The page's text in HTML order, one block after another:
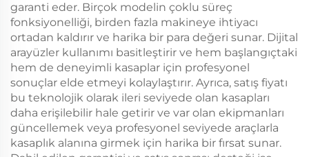
garanti eder. Birçok modelin çoklu süreç
fonksiyonelliği, birden fazla makineye ihtiyacı
ortadan kaldırır ve harika bir para değeri sunar. Dijital
arayüzler kullanımı basitleştirir ve hem başlangıçtaki
hem de deneyimli kasaplar için profesyonel
sonuçlar elde etmeyi kolaylaştırır. Ayrıca, satış fiyatı
bu teknolojik olarak ileri seviyede olan kasapları
daha erişilebilir hale getirir ve var olan ekipmanları
güncellemek veya profesyonel seviyede araçlarla
kasaplık alanına girmek için harika bir fırsat sunar.